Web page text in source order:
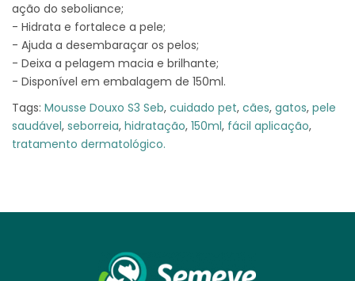
ação do seboliance;
- Hidrata e fortalece a pele;
- Ajuda a desembaraçar os pelos;
- Deixa a pelagem macia e brilhante;
- Disponível em embalagem de 150ml.
Tags: Mousse Douxo S3 Seb, cuidado pet, cães, gatos, pele
saudável, seborreia, hidratação, 150ml, fácil aplicação,
tratamento dermatológico.